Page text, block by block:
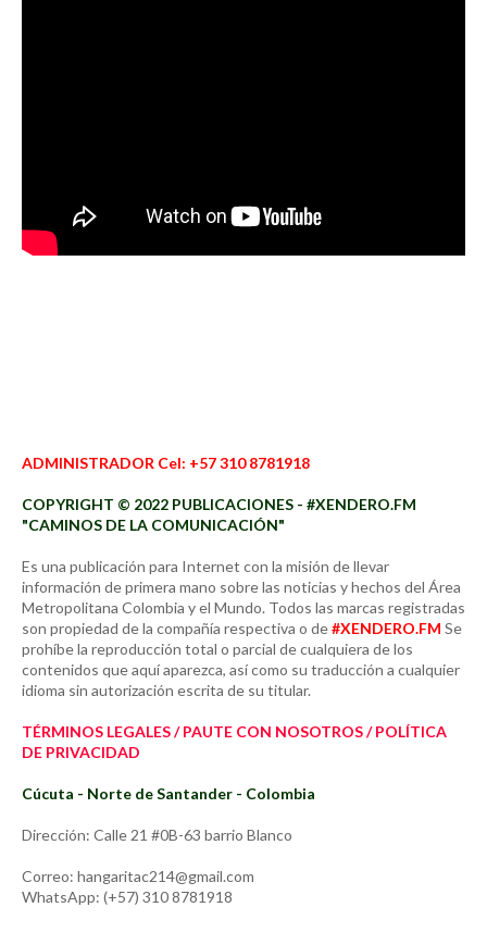
ADMINISTRADOR Cel: +57 310 8781918
COPYRIGHT © 2022 PUBLICACIONES - #XENDERO.FM
"CAMINOS DE LA COMUNICACIÓN"
Es una publicación para Internet con la misión de llevar
información de primera mano sobre las noticias y hechos del Área
Metropolitana Colombia y el Mundo. Todos las marcas registradas
son propiedad de la compañía respectiva o de#XENDERO.FM Se
prohíbe la reproducción total o parcial de cualquiera de los
contenidos que aquí aparezca, así como su traducción a cualquier
idioma sin autorización escrita de su titular.
TÉRMINOS LEGALES / PAUTE CON NOSOTROS / POLÍTICA
DE PRIVACIDAD
Cúcuta - Norte de Santander - Colombia
Dirección: Calle 21 #0B-63 barrio Blanco
Correo: hangaritac214@gmail.com
WhatsApp: (+57) 310 8781918